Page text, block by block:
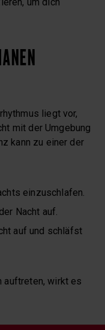
liegt vor,
mit der Umgebung
kann zu einer der
einzuschlafen.
Nacht auf.
auf und schläfst
auftreten, wirkt es